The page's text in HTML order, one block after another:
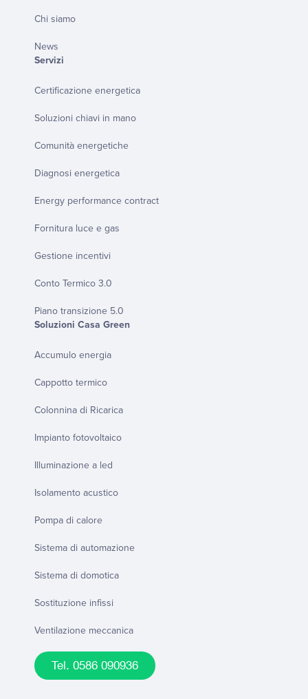
Chi siamo
News
Servizi
Certificazione energetica
Soluzioni chiavi in mano
Comunità energetiche
Diagnosi energetica
Energy performance contract
Fornitura luce e gas
Gestione incentivi
Conto Termico 3.0
Piano transizione 5.0
Soluzioni Casa Green
Accumulo energia
Cappotto termico
Colonnina di Ricarica
Impianto fotovoltaico
Illuminazione a led
Isolamento acustico
Pompa di calore
Sistema di automazione
Sistema di domotica
Sostituzione infissi
Ventilazione meccanica
Tel. 0586 090936